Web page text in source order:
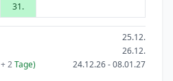
31.
25.12.
26.12.
+ 2Tage) 24.12.26 - 08.01.27